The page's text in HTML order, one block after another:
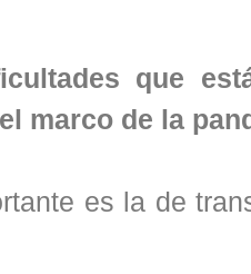
que
marco de la
es la de